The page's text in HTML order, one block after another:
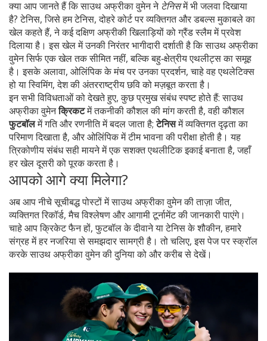
क्या आप जानते हैं कि साउथ अफ्रीका वुमेन ने टेनिसमें भी जलवा दिखाया
है? टेनिस, जिसे हमटेनिस,दोहरे कोर्ट पर व्यक्तिगत और डबल्स मुकाबले का
खेलकहते हैं, ने कई दक्षिण अफ्रीकी खिलाड़ियों को ग्रैंड स्लैम में प्रवेश
दिलाया है। इस खेल में उनकी निरंतर भागीदारी दर्शाती है कि साउथ अफ्रीका
वुमेन सिर्फ एक खेल तक सीमित नहीं, बल्कि बहु‑क्षेत्रीय एथलीट्स का समूह
है। इसके अलावा, ओलिंपिक के मंच पर उनका प्रदर्शन, चाहे वह एथलेटिक्स
हो या स्विमिंग, देश की अंतरराष्ट्रीय छवि को मज़बूत करता है।
इन सभी विविधताओं को देखते हुए, कुछ प्रमुख संबंध स्पष्ट होते हैं: साउथ
अफ्रीका वुमेनक्रिकटमें तकनीकी कौशल की मांग करती है, वही कौशल
फुटबॉलमें गति और रणनीति में बदल जाता है;टेनिसमें व्यक्तिगत दृढ़ता का
परिमाण दिखाता है, और ओलिंपिक में टीम भावना की परीक्षा होती है। यह
त्रिकोणीय संबंध सही मायने में एक सशक्त एथलीटिक इकाई बनाता है, जहाँ
हर खेल दूसरी को पूरक करता है।
आपको आगे क्या मिलेगा?
अब आप नीचे सूचीबद्ध पोस्टों में साउथ अफ्रीका वुमेन की ताज़ा जीत,
व्यक्तिगत रिकॉर्ड, मैच विश्लेषण और आगामी टूर्नामेंट की जानकारी पाएंगे।
चाहे आप क्रिकेट फैन हों, फुटबॉल के दीवाने या टेनिस के शौकीन, हमारे
संग्रह में हर नजरिया से समझदार सामग्री है। तो चलिए, इस पेज पर स्क्रॉल
करके साउथ अफ्रीका वुमेन की दुनिया को और करीब से देखें।